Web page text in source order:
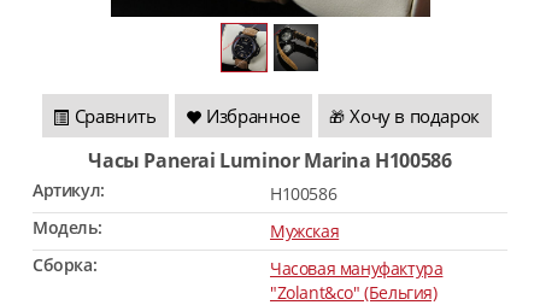
Сравнить Избранное 🎁 Хочу в подарок
Часы Panerai Luminor Marina H100586
Артикул:
H100586
Модель:
Мужская
Сборка:
Часовая мануфактура
"Zolant&co" (Бельгия)